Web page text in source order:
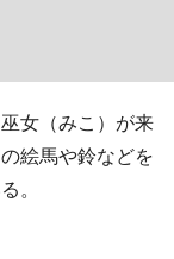
女（みこ）が来
絵馬や鈴などを
。